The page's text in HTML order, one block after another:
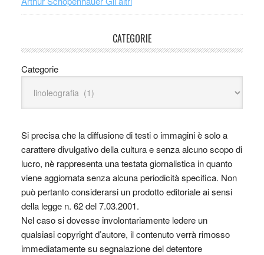
CATEGORIE
Categorie
Si precisa che la diffusione di testi o immagini è solo a
carattere divulgativo della cultura e senza alcuno scopo di
lucro, nè rappresenta una testata giornalistica in quanto
viene aggiornata senza alcuna periodicità specifica. Non
può pertanto considerarsi un prodotto editoriale ai sensi
della legge n. 62 del 7.03.2001.
Nel caso si dovesse involontariamente ledere un
qualsiasi copyright d’autore, il contenuto verrà rimosso
immediatamente su segnalazione del detentore